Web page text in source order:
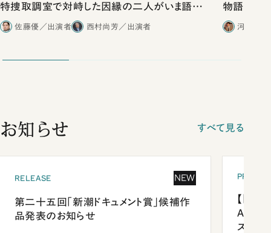
特捜取調室で対峙した因縁の二人がいま語り
合ったこと
佐藤優／出演者 西村尚芳／出演者
物語」に
河野有
お知らせ すべて見る
RELEASE NEW
第二十五回「新潮ドキュメント賞」候補作
品発表のお知らせ
【「新
ズプレ